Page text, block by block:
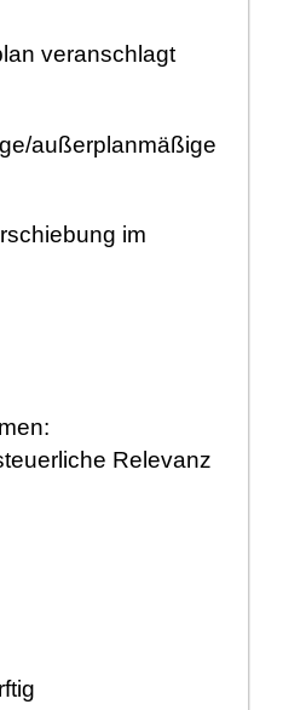
veranschlagt
außerplanmäßige
im
Relevanz
rftig